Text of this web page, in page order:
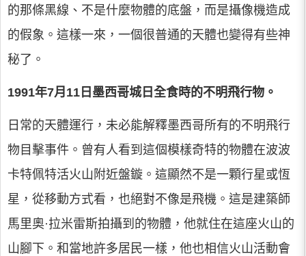
的那條黑線、不是什麼物體的底盤，而是攝像機造成
的假象。這樣一來，一個很普通的天體也變得有些神
秘了。
1991年7月11日墨西哥城日全食時的不明飛行物。
日常的天體運行，未必能解釋墨西哥所有的不明飛行
物目擊事件。曾有人看到這個模樣奇特的物體在波波
卡特佩特活火山附近盤鏇。這顯然不是一顆行星或恆
星，從移動方式看，也絕對不像是飛機。這是建築師
馬里奧·拉米雷斯拍攝到的物體，他就住在這座火山的
山腳下。和當地許多居民一樣，他也相信火山活動會